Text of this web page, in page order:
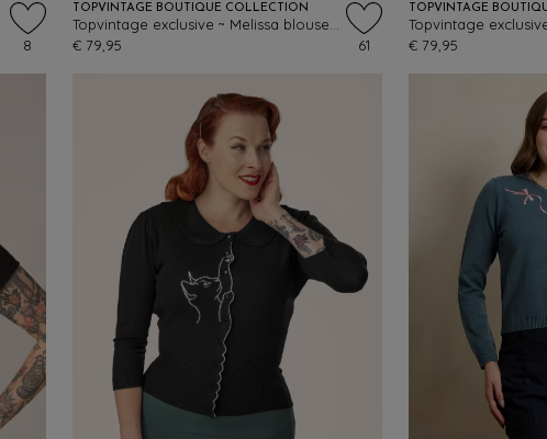
8
TOPVINTAGE BOUTIQUE COLLECTION
€ 79,95
61
TOPVINTAGE
€ 79,95